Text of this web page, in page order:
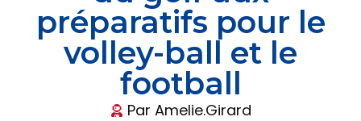
préparatifs pour le
volley-ball et le
football
Par Amelie.Girard